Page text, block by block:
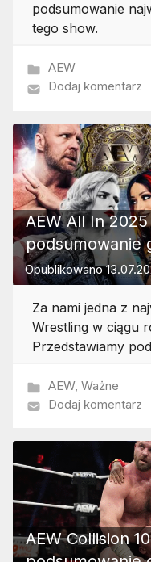
podsumowanie
tego show.
AEW
Dodaj komentarz
AEW All In
podsumowanie
Opublikowano
Za nami jedna z
Wrestling w ciągu
Przedstawiamy
AEW, Ważne
Dodaj komentarz
AEW Collision